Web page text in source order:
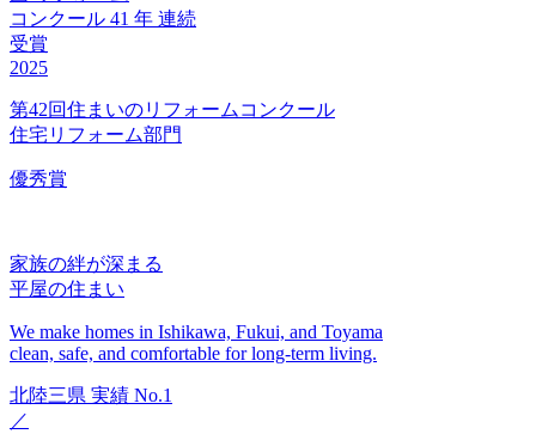
コンクール 41 年 連続
受賞
2025
第42回住まいのリフォームコンクール
住宅リフォーム部門
優秀賞
家族の絆が深まる
平屋の住まい
We make homes in Ishikawa, Fukui, and Toyama
clean, safe, and comfortable for long-term living.
北陸三県 実績 No.1
／